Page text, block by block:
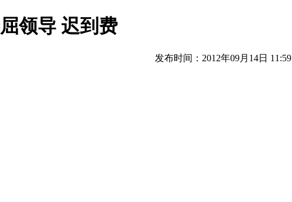
领导 迟到费
发布时间：2012年09月14日 11:59